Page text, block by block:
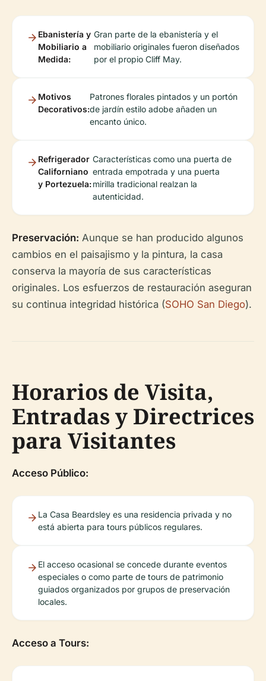
Ebanistería y
Mobiliario a
Medida:
Gran parte de la ebanistería y el
mobiliario originales fueron diseñados
por el propio Cliff May.
Motivos
Decorativos:
Patrones florales pintados y un portón
de jardín estilo adobe añaden un
encanto único.
Refrigerador
Californiano
y Portezuela:
Características como una puerta de
entrada empotrada y una puerta
mirilla tradicional realzan la
autenticidad.
Preservación: Aunque se han producido algunos
cambios en el paisajismo y la pintura, la casa
conserva la mayoría de sus características
originales. Los esfuerzos de restauración aseguran
su continua integridad histórica (SOHO San Diego).
Horarios de Visita,
Entradas y Directrices
para Visitantes
Acceso Público:
La Casa Beardsley es una residencia privada y no
está abierta para tours públicos regulares.
El acceso ocasional se concede durante eventos
especiales o como parte de tours de patrimonio
guiados organizados por grupos de preservación
locales.
Acceso a Tours: